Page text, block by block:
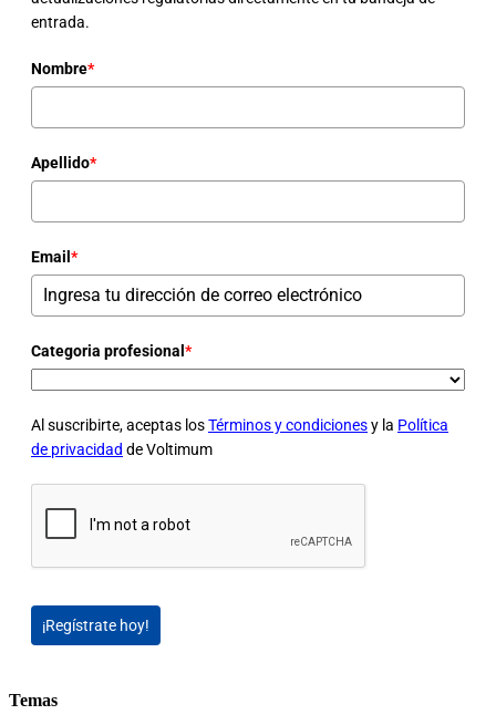
entrada.
Nombre*
Apellido*
Email *
Categoria profesional *
Al suscribirte, aceptas losTérminos y condicionesy la Política
de privacidad de Voltimum
¡Regístrate hoy!
Temas